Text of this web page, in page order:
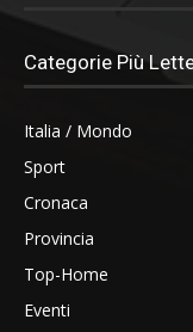
Categorie Più
Italia / Mondo
Sport
Cronaca
Provincia
Top-Home
Eventi